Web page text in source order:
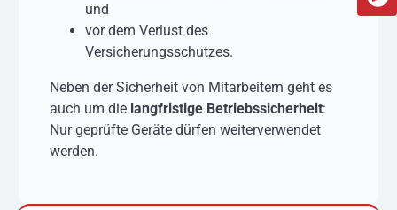
und
vor dem Verlust des
Versicherungsschutzes.
Neben der Sicherheit von Mitarbeitern geht es
auch um die langfristige Betriebssicherheit:
Nur geprüfte Geräte dürfen weiterverwendet
werden.